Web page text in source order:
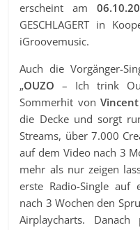
erscheint am
GESCHLAGERT in
iGroovemusic.
Auch die Vorgänger-
„OUZO – Ich trink
Sommerhit von
die Decke und sorgt
Streams, über 7.000
auf dem Video nach 3
mehr als nur zeigen
erste Radio-Single auf
nach 3 Wochen den
Airplaycharts.